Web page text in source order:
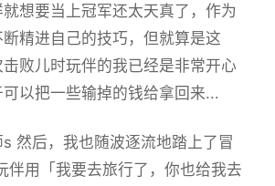
想要当上冠军还太天真了，作为
精进自己的技巧，但就算是这
败儿时玩伴的我已经是非常开心
以把一些输掉的钱给拿回来...
然后，我也随波逐流地踏上了冒
伴用「我要去旅行了，你也给我去